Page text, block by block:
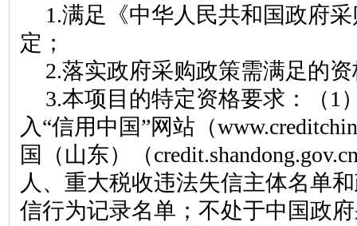
1.满足《中华人民共和国政府
定；
2.落实政府采购政策需满足的
3.本项目的特定资格要求：（1
入“信用中国”网站（
国（山东） （
人、重大税收违法失信主体名单
信行为记录名单；不处于中国政